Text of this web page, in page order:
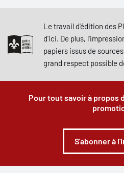
Le travail d'édition des
d'ici. De plus,
papiers issus de
grand respect possible
Pour tout savoir à propos
S'abonner à